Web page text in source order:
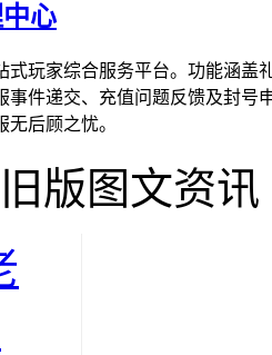
心
式玩家综合服务平台。功能涵盖
事件递交、充值问题反馈及封号
后顾之忧。
版图文资讯